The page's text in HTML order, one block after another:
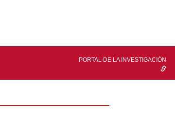
PORTAL DE LA INVESTIGACIÓN